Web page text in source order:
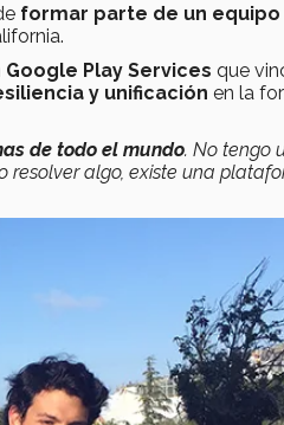
formar parte de un equipo
Google Play Services que
y unificación en la
de todo el mundo. No tengo
resolver algo, existe una